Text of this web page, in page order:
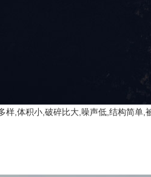
样,体积小,破碎比大,噪声低,结构简单